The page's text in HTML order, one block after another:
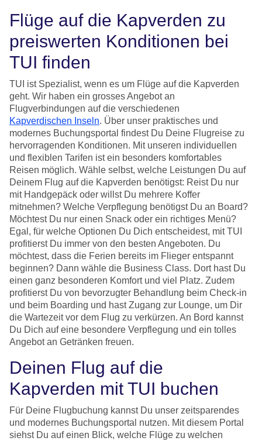
Flüge auf die Kapverden zu
preiswerten Konditionen bei
TUI finden
TUI ist Spezialist, wenn es um Flüge auf die Kapverden
geht. Wir haben ein grosses Angebot an
Flugverbindungen auf die verschiedenen
Kapverdischen Inseln. Über unser praktisches und
modernes Buchungsportal findest Du Deine Flugreise zu
hervorragenden Konditionen. Mit unseren individuellen
und flexiblen Tarifen ist ein besonders komfortables
Reisen möglich. Wähle selbst, welche Leistungen Du auf
Deinem Flug auf die Kapverden benötigst: Reist Du nur
mit Handgepäck oder willst Du mehrere Koffer
mitnehmen? Welche Verpflegung benötigst Du an Board?
Möchtest Du nur einen Snack oder ein richtiges Menü?
Egal, für welche Optionen Du Dich entscheidest, mit TUI
profitierst Du immer von den besten Angeboten. Du
möchtest, dass die Ferien bereits im Flieger entspannt
beginnen? Dann wähle die Business Class. Dort hast Du
einen ganz besonderen Komfort und viel Platz. Zudem
profitierst Du von bevorzugter Behandlung beim Check-in
und beim Boarding und hast Zugang zur Lounge, um Dir
die Wartezeit vor dem Flug zu verkürzen. An Bord kannst
Du Dich auf eine besondere Verpflegung und ein tolles
Angebot an Getränken freuen.
Deinen Flug auf die
Kapverden mit TUI buchen
Für Deine Flugbuchung kannst Du unser zeitsparendes
und modernes Buchungsportal nutzen. Mit diesem Portal
siehst Du auf einen Blick, welche Flüge zu welchen